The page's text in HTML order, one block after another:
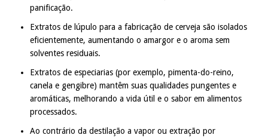
panificação.
Extratos de lúpulo para a fabricação de cerveja são isolados
eficientemente, aumentando o amargor e o aroma sem
solventes residuais.
Extratos de especiarias (por exemplo, pimenta-do-reino,
canela e gengibre) mantêm suas qualidades pungentes e
aromáticas, melhorando a vida útil e o sabor em alimentos
processados.
Ao contrário da destilação a vapor ou extração por